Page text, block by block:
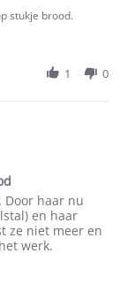
stukje brood.
1 0
haar nu
en haar
ze niet meer en
werk.